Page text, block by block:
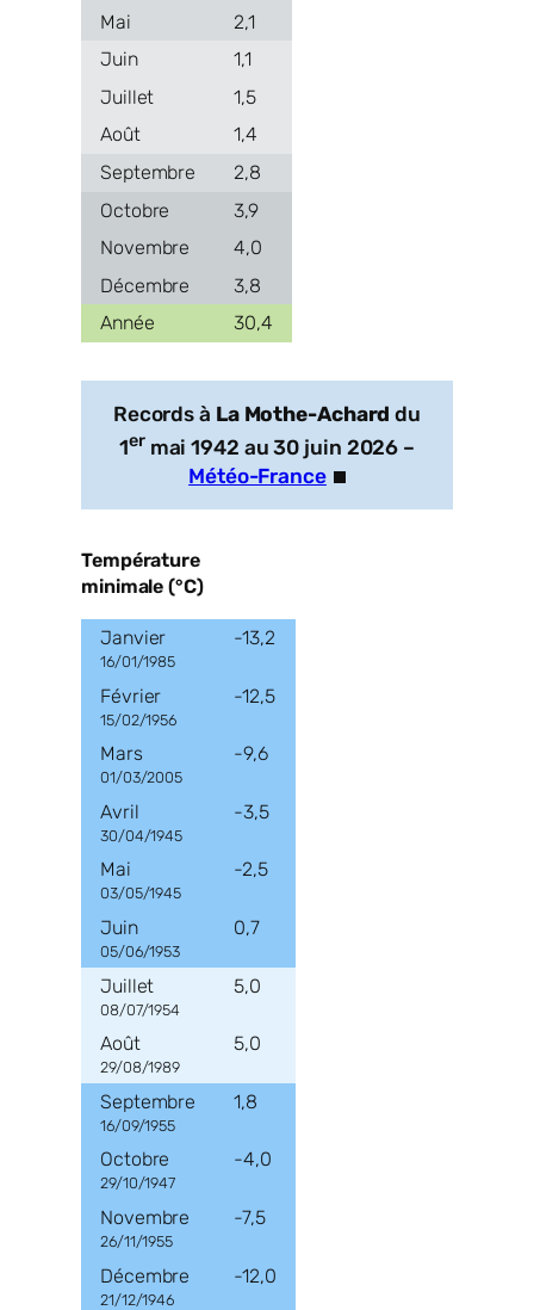
2,1
1,1
1,5
1,4
2,8
3,9
4,0
3,8
30,4
Records à La Mothe-Achard du
1ermai 1942 au 30 juin 2026 –
Météo-France
Température
minimale (°C)
-13,2
16/01/1985
-12,5
15/02/1956
-9,6
01/03/2005
-3,5
30/04/1945
-2,5
03/05/1945
0,7
05/06/1953
5,0
08/07/1954
5,0
29/08/1989
1,8
16/09/1955
-4,0
29/10/1947
-7,5
26/11/1955
-12,0
21/12/1946